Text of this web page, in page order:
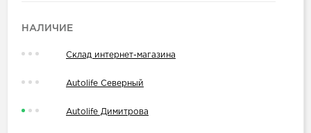
НАЛИЧИЕ
Склад интернет-магазина
Autolife Северный
Autolife Димитрова